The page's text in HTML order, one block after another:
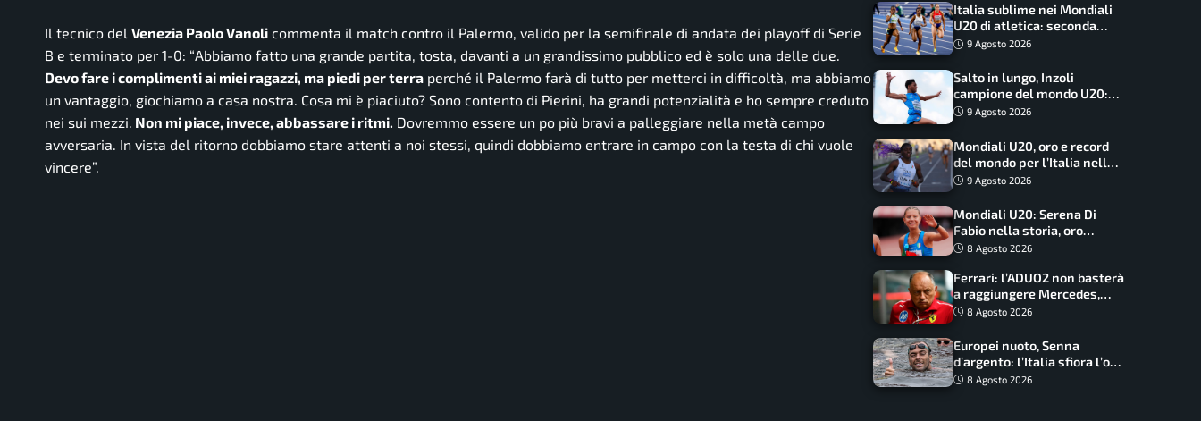
Il tecnico del Venezia Paolo Vanoli commenta il match contro il Palermo, valido per la semifinale di andata dei playoff di Serie
B e terminato per 1-0: “Abbiamo fatto una grande partita, tosta, davanti a un grandissimo pubblico ed è solo una delle due.
Devo fare i complimenti ai miei ragazzi, ma piedi per terra perché il Palermo farà di tutto per metterci in difficoltà, ma abbiamo
un vantaggio, giochiamo a casa nostra. Cosa mi è piaciuto? Sono contento di Pierini, ha grandi potenzialità e ho sempre creduto
nei sui mezzi. Non mi piace, invece, abbassare i ritmi. Dovremmo essere un po più bravi a palleggiare nella metà campo
avversaria. In vista del ritorno dobbiamo stare attenti a noi stessi, quindi dobbiamo entrare in campo con la testa di chi vuole
vincere”.
Italia sublime nei Mondiali
U20 di atletica: seconda
dietro solo agli USA nel
9 Agosto 2026
Salto in lungo, Inzoli
campione del mondo U20:
basta un centimetro
9 Agosto 2026
Mondiali U20, oro e record
del mondo per l’Italia nella
4×100 mista: Doualla
9 Agosto 2026
Mondiali U20: Serena Di
Fabio nella storia, oro
dominio totale nei 5000 di
8 Agosto 2026
Ferrari: l’ADUO2 non basterà
a raggiungere Mercedes,
novità per la Macarena
8 Agosto 2026
Europei nuoto, Senna
d’argento: l’Italia sfiora l’oro
nella staffetta, Paltrinieri
8 Agosto 2026